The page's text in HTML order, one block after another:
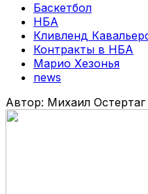
Баскетбол
НБА
Кливленд
Контракты в НБА
Марио Хезонья
news
Автор: Михаил Остертаг